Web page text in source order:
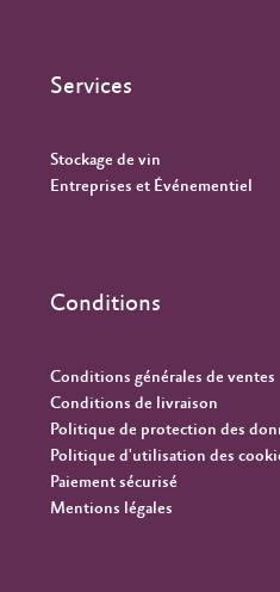
Services
Stockage de vin
Entreprises et Événementiel
Conditions
Conditions générales de ventes
Conditions de livraison
Politique de protection des
Politique d'utilisation des
Paiement sécurisé
Mentions légales